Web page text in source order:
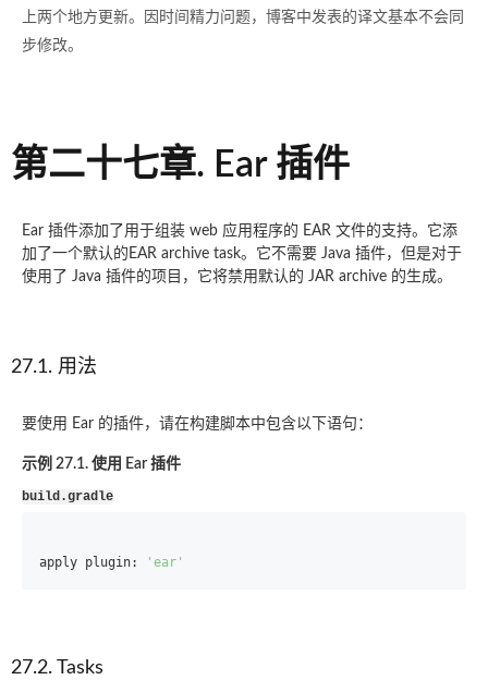
上两个地方更新。因时间精力问题，博客中发表的译文基本不会同
步修改。
第二十七章. Ear 插件
Ear 插件添加了用于组装 web 应用程序的 EAR 文件的支持。它添
加了一个默认的EAR archive task。它不需要 Java 插件，但是对于
使用了 Java 插件的项目，它将禁用默认的 JAR archive 的生成。
27.1. 用法
要使用 Ear 的插件，请在构建脚本中包含以下语句：
示例 27.1. 使用 Ear 插件
build.gradle
apply plugin: 'ear'
27.2. Tasks